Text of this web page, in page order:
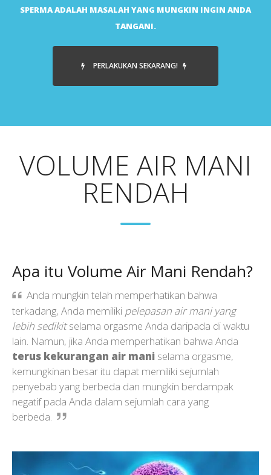
SPERMA ADALAH MASALAH YANG MUNGKIN INGIN ANDA
TANGANI.
PERLAKUKAN SEKARANG!
VOLUME AIR MANI
RENDAH
Apa itu Volume Air Mani Rendah?
Anda mungkin telah memperhatikan bahwa
terkadang, Anda memiliki pelepasan air mani yang
lebih sedikitselama orgasme Anda daripada di waktu
lain. Namun, jika Anda memperhatikan bahwa Anda
terus kekurangan air mani selama orgasme,
kemungkinan besar itu dapat memiliki sejumlah
penyebab yang berbeda dan mungkin berdampak
negatif pada Anda dalam sejumlah cara yang
berbeda.